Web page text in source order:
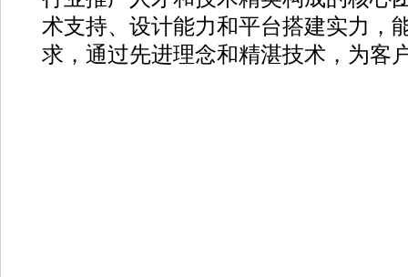
术支持、设计能力和平台搭建实力，
求，通过先进理念和精湛技术，为客